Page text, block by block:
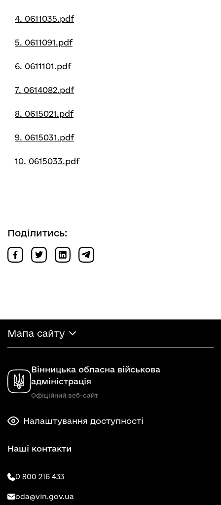
4. 0611035.pdf
5. 0611091.pdf
6. 0611101.pdf
7. 0614082.pdf
8. 0615021.pdf
9. 0615031.pdf
10. 0615033.pdf
Поділитись:
Мапа сайту
Вінницька обласна військова
адміністрація
Офіційний веб-сайт
Налаштування доступності
Наші контакти
0 800 216 433
oda@vin.gov.ua